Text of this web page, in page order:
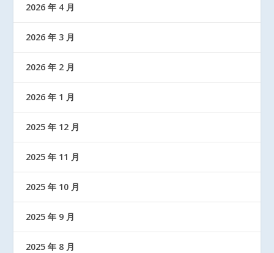
2026 年 4 月
2026 年 3 月
2026 年 2 月
2026 年 1 月
2025 年 12 月
2025 年 11 月
2025 年 10 月
2025 年 9 月
2025 年 8 月